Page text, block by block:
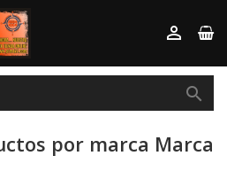


por marca Marca